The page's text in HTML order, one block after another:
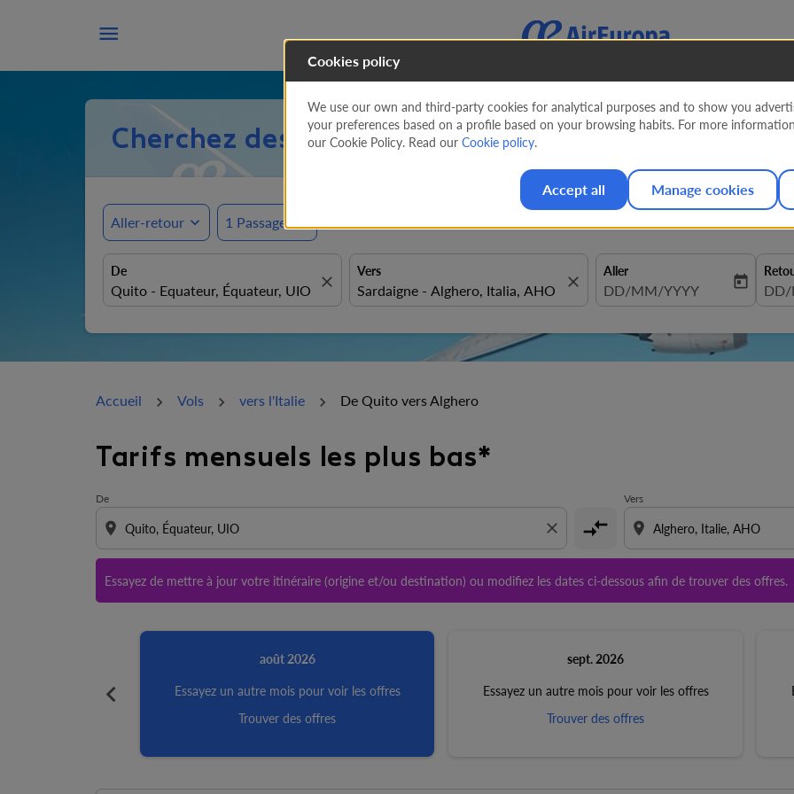

Cherchez des Offres de Vols de Quito vers
Aller-retour expand_more 1 Passager expand_more
De
close
Vers
close
Aller
fc-booking-departure-date-
DD/MM/YYYY today fc-
DD/
Accueil Vols vers l'Italie De Quito vers Alghero
Tarifs mensuels les plus bas*
De
location_on close compare_arrows
Vers
location_on
Essayez de mettre à jour votre itinéraire (origine et/ou destination) ou modifiez les dates ci-dessous afin de trouver des offres.
Essayez de mettre à jour votre itinéraire (origine et/ou destination) ou modifiez les dates ci-dessous afin
chevron_left
août 2026
Essayez un autre mois pour voir les offres
Trouver des offres
sept. 2026
Essayez un autre mois pour voir les offres
Trouver des offres
Cookies policy
We use our own and third-party cookies for analytical purposes and to show you
your preferences based on a profile based on your browsing habits. For more
our Cookie Policy. Read our Cookie policy.
Accept all Manage cookies